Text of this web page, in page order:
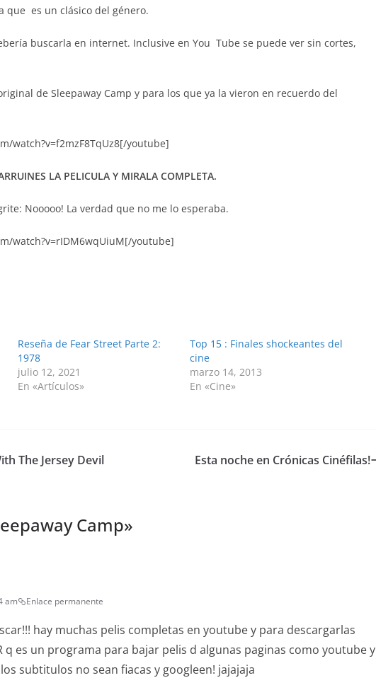
que es un clásico del género.
buscarla en internet. Inclusive en You Tube se puede ver sin cortes,
de Sleepaway Camp y para los que ya la vieron en recuerdo del
watch?v=f2mzF8TqUz8[/youtube]
LA PELICULA Y MIRALA COMPLETA.
Nooooo! La verdad que no me lo esperaba.
watch?v=rIDM6wqUiuM[/youtube]
Reseña de Fear Street Parte 2:
1978
julio 12, 2021
En «Artículos»
Top 15 : Finales shockeantes del
cine
marzo 14, 2013
En «Cine»
The Jersey Devil Esta noche en Crónicas Cinéfilas!
Camp»
am Enlace permanente
hay muchas pelis completas en youtube y para descargarlas
q es un programa para bajar pelis d algunas paginas como youtube y
subtitulos no sean fiacas y googleen! jajajaja